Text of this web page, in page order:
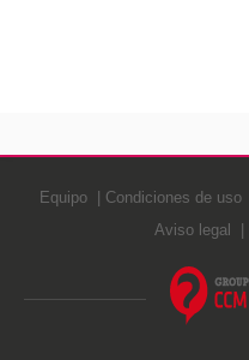
Equipo Condiciones de uso
Aviso legal